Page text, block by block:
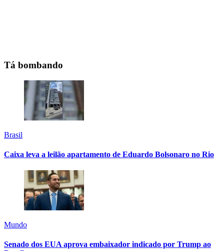
Tá bombando
Brasil
Caixa leva a leilão apartamento de Eduardo Bolsonaro no Rio
Mundo
Senado dos EUA aprova embaixador indicado por Trump ao